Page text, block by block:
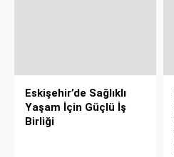
Eskişehir’de Sağlıklı
Yaşam İçin Güçlü İş
Birliği